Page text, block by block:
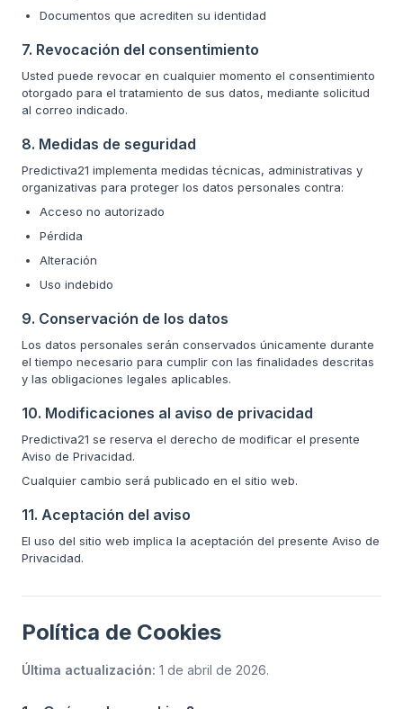
Documentos que acrediten su identidad
7. Revocación del consentimiento
Usted puede revocar en cualquier momento el consentimiento
otorgado para el tratamiento de sus datos, mediante solicitud
al correo indicado.
8. Medidas de seguridad
Predictiva21 implementa medidas técnicas, administrativas y
organizativas para proteger los datos personales contra:
Acceso no autorizado
Pérdida
Alteración
Uso indebido
9. Conservación de los datos
Los datos personales serán conservados únicamente durante
el tiempo necesario para cumplir con las finalidades descritas
y las obligaciones legales aplicables.
10. Modificaciones al aviso de privacidad
Predictiva21 se reserva el derecho de modificar el presente
Aviso de Privacidad.
Cualquier cambio será publicado en el sitio web.
11. Aceptación del aviso
El uso del sitio web implica la aceptación del presente Aviso de
Privacidad.
Política de Cookies
Última actualización: 1 de abril de 2026.